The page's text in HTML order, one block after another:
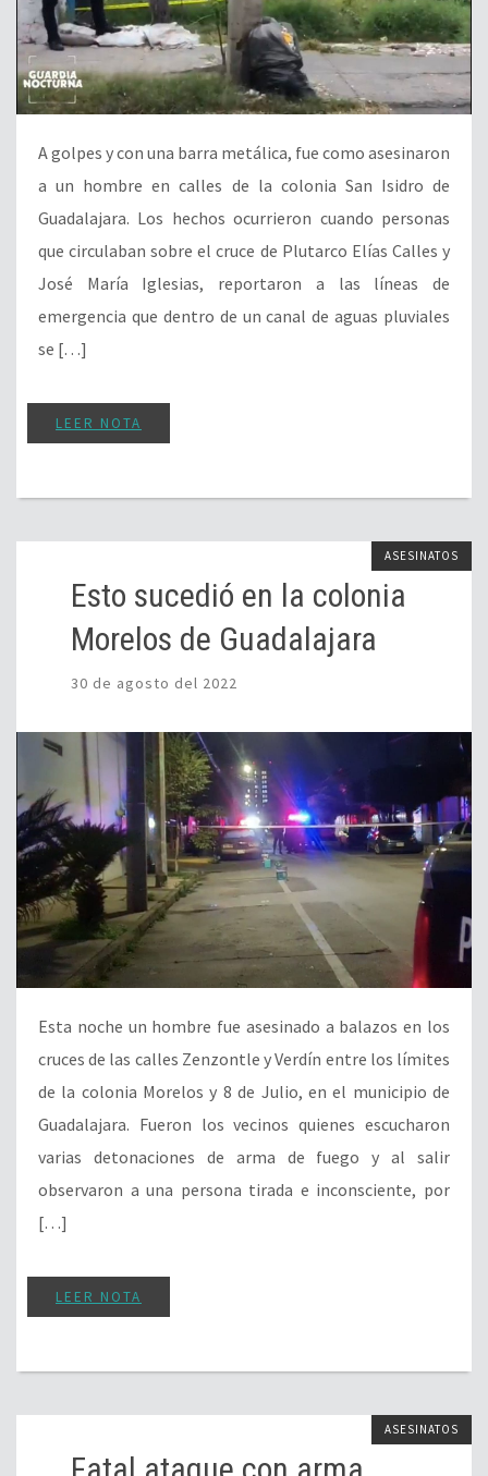
A golpes y con una barra metálica, fue como asesinaron
a un hombre en calles de la colonia San Isidro de
Guadalajara. Los hechos ocurrieron cuando personas
que circulaban sobre el cruce de Plutarco Elías Calles y
José María Iglesias, reportaron a las líneas de
emergencia que dentro de un canal de aguas pluviales
se […]
LEER NOTA
ASESINATOS
Esto sucedió en la colonia
Morelos de Guadalajara
30 de agosto del 2022
Esta noche un hombre fue asesinado a balazos en los
cruces de las calles Zenzontle y Verdín entre los límites
de la colonia Morelos y 8 de Julio, en el municipio de
Guadalajara. Fueron los vecinos quienes escucharon
varias detonaciones de arma de fuego y al salir
observaron a una persona tirada e inconsciente, por
[…]
LEER NOTA
ASESINATOS